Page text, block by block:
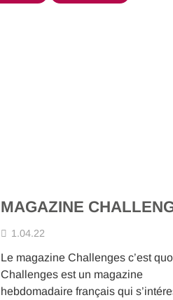
MAGAZINE
1.04.22
Le magazine Challenges c’est
Challenges est un magazine
hebdomadaire français qui